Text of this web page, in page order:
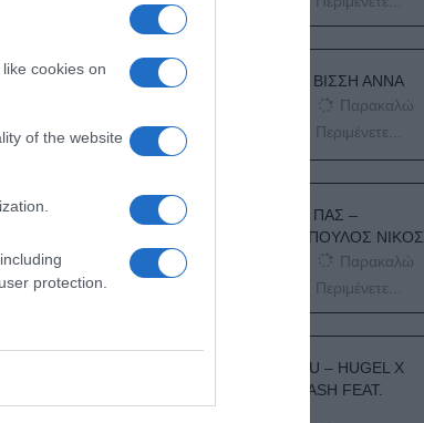
cookies on
of the website
protection.
ΕΞΑΙΡΕΣΗ – ΒΙΣΣΗ ΑΝΝΑ
Παρακαλώ
Περιμένετε...
ΟΠΟΥ ΚΙ ΑΝ ΠΑΣ –
ΟΙΚΟΝΟΜΟΠΟΥΛΟΣ ΝΙΚΟΣ
Παρακαλώ
Περιμένετε...
I ADORE YOU – HUGEL X
TOPIC X ARASH FEAT.